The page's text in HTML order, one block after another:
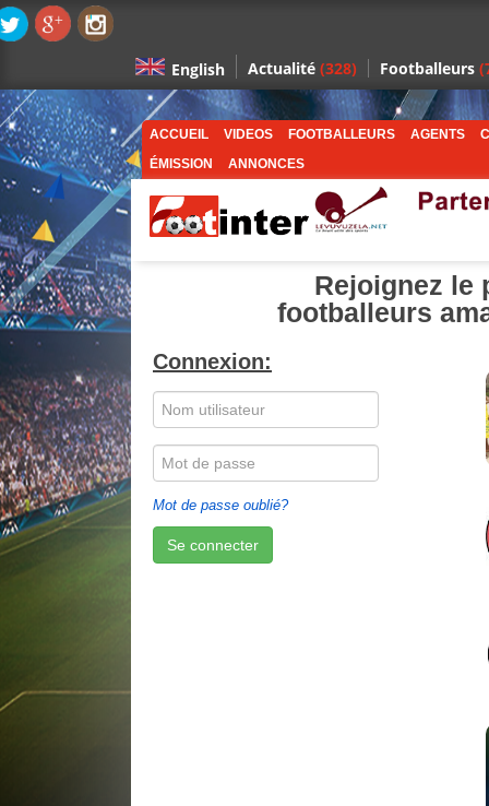
English Actualité (328) Footballeurs
ACCUEIL VIDEOS FOOTBALLEURS AGENTS
ÉMISSION
ANNONCES
Rejoignez le
footballeurs
Connexion:
Mot de passe oublié?
Se connecter